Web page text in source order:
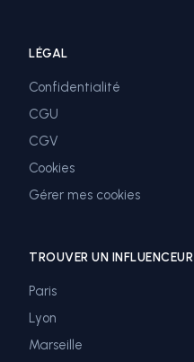
LÉGAL
Confidentialité
CGU
CGV
Cookies
Gérer mes cookies
TROUVER UN INFLUENCEUR
Paris
Lyon
Marseille